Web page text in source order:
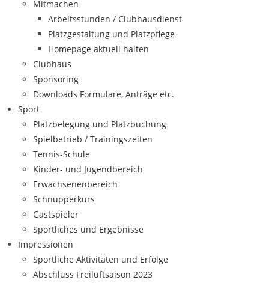
Mitmachen
Arbeitsstunden / Clubhausdienst
Platzgestaltung und Platzpflege
Homepage aktuell halten
Clubhaus
Sponsoring
Downloads Formulare, Anträge etc.
Sport
Platzbelegung und Platzbuchung
Spielbetrieb / Trainingszeiten
Tennis-Schule
Kinder- und Jugendbereich
Erwachsenenbereich
Schnupperkurs
Gastspieler
Sportliches und Ergebnisse
Impressionen
Sportliche Aktivitäten und Erfolge
Abschluss Freiluftsaison 2023